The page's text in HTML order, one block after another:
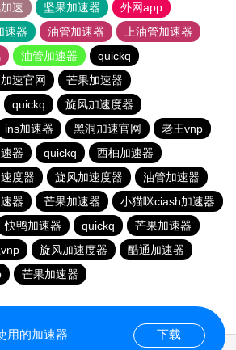
速 坚果加速器
外网app
速器 油管加速器
上油管加速器
油管加速器
quickq
速官网
芒果加速器
quickq
旋风加速度器
ins加速器 黑洞加速官网
老王vnp
器 quickq
西柚加速器
度器 旋风加速度器
油管加速器
器 芒果加速器
小猫咪ciash加速器
快鸭加速器 quickq
芒果加速器
旋风加速度器
酷通加速器
芒果加速器
用的加速器 下载